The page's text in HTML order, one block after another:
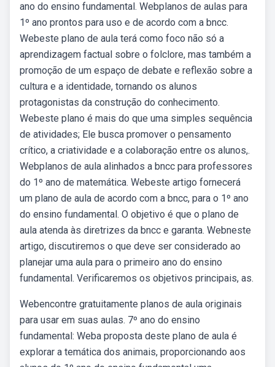
ano do ensino fundamental. Webplanos de aulas para
1º ano prontos para uso e de acordo com a bncc.
Webeste plano de aula terá como foco não só a
aprendizagem factual sobre o folclore, mas também a
promoção de um espaço de debate e reflexão sobre a
cultura e a identidade, tornando os alunos
protagonistas da construção do conhecimento.
Webeste plano é mais do que uma simples sequência
de atividades; Ele busca promover o pensamento
crítico, a criatividade e a colaboração entre os alunos,.
Webplanos de aula alinhados a bncc para professores
do 1º ano de matemática. Webeste artigo fornecerá
um plano de aula de acordo com a bncc, para o 1º ano
do ensino fundamental. O objetivo é que o plano de
aula atenda às diretrizes da bncc e garanta. Webneste
artigo, discutiremos o que deve ser considerado ao
planejar uma aula para o primeiro ano do ensino
fundamental. Verificaremos os objetivos principais, as.
Webencontre gratuitamente planos de aula originais
para usar em suas aulas. 7º ano do ensino
fundamental: Weba proposta deste plano de aula é
explorar a temática dos animais, proporcionando aos